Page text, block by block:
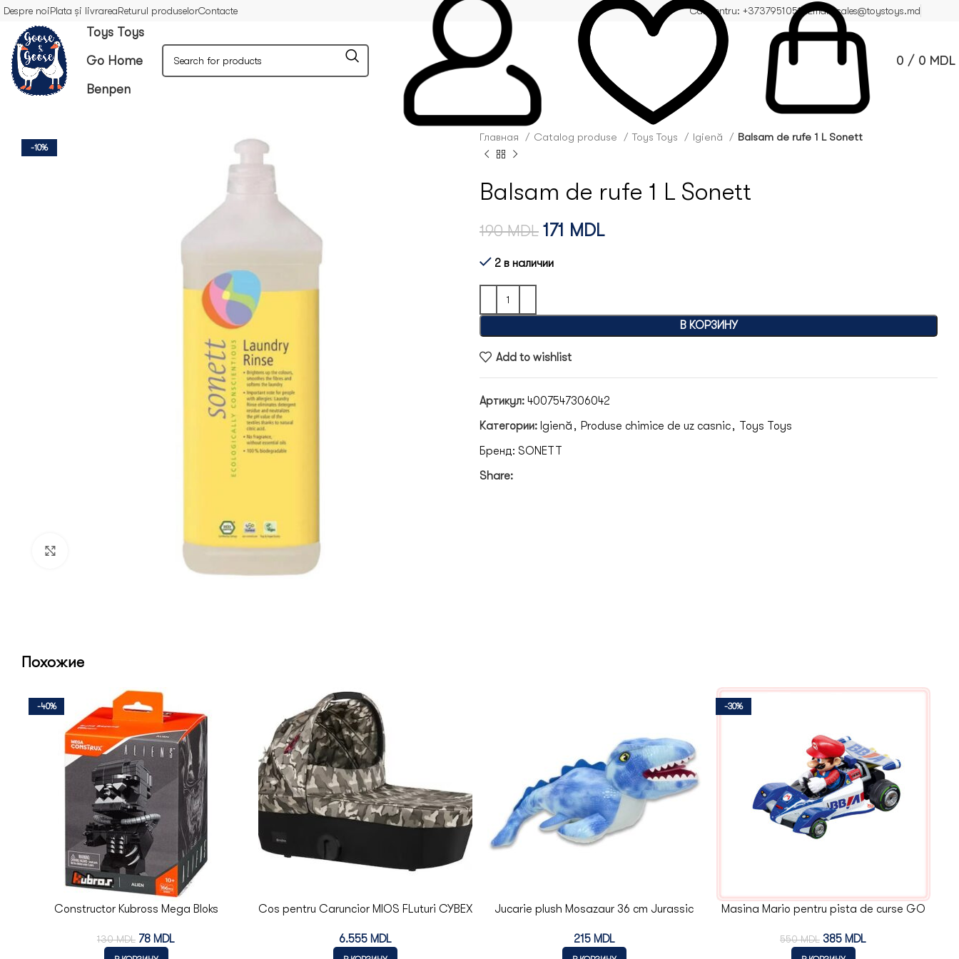
Despre noiPlata și livrareaReturul produselorContacte Call centru: +37379510510 Email: sales@toystoys.md
Toys Toys
Go Home
Benpen
0 / 0 MDL
-10%
Главная Catalog produse Toys Toys Igienă Balsam de rufe 1 L Sonett
Balsam de rufe 1 L Sonett
190MDL 171 MDL
2 в наличии
В КОРЗИНУ
Add to wishlist
Артикул: 4007547306042
Категории: Igienă , Produse chimice de uz casnic, Toys Toys
Бренд: SONETT
Share:
Похожие
-40%
Constructor Kubross Mega Bloks
130MDL 78 MDL
Cos pentru Caruncior MIOS FLuturi CYBEX
6.555 MDL
Jucarie plush Mosazaur 36 cm Jurassic
215 MDL
-30%
Masina Mario pentru pista de curse GO
550MDL 385 MDL